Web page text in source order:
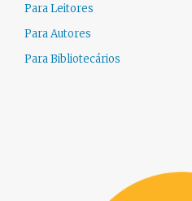
Para Leitores
Para Autores
Para Bibliotecários